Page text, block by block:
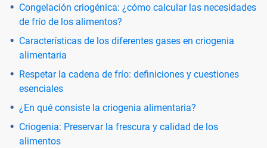
Congelación criogénica: ¿cómo calcular las necesidades
de frío de los alimentos?
Características de los diferentes gases en criogenia
alimentaria
Respetar la cadena de frío: definiciones y cuestiones
esenciales
¿En qué consiste la criogenia alimentaria?
Criogenia: Preservar la frescura y calidad de los
alimentos